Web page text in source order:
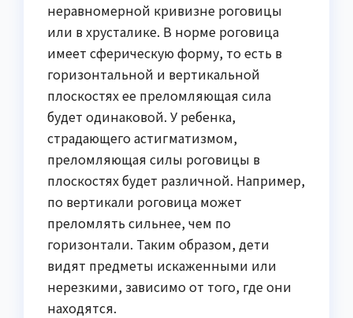
неравномерной кривизне роговицы
или в хрусталике. В норме роговица
имеет сферическую форму, то есть в
горизонтальной и вертикальной
плоскостях ее преломляющая сила
будет одинаковой. У ребенка,
страдающего астигматизмом,
преломляющая силы роговицы в
плоскостях будет различной. Например,
по вертикали роговица может
преломлять сильнее, чем по
горизонтали. Таким образом, дети
видят предметы искаженными или
нерезкими, зависимо от того, где они
находятся.